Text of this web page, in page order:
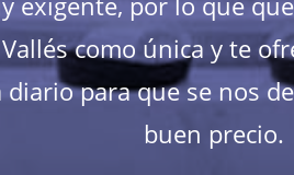
como única y te
para que se nos
buen precio.